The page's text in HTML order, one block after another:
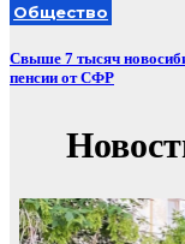
Общество
Свыше 7 тысяч
пенсии от СФР